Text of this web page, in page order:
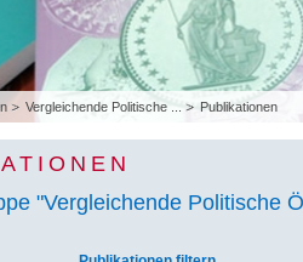
Vergleichende Politische ... Publikationen
"Vergleichende Politische